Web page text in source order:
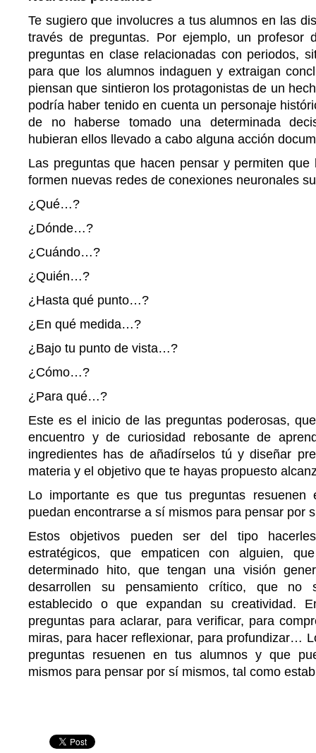
Te sugiero que involucres a tus alumnos en las
través de preguntas. Por ejemplo, un profesor
preguntas en clase relacionadas con periodos,
para que los alumnos indaguen y extraigan
piensan que sintieron los protagonistas de un
podría haber tenido en cuenta un personaje
de no haberse tomado una determinada
hubieran ellos llevado a cabo alguna acción
Las preguntas que hacen pensar y permiten
formen nuevas redes de conexiones neuronales
¿Qué…?
¿Dónde…?
¿Cuándo…?
¿Quién…?
¿Hasta qué punto…?
¿En qué medida…?
¿Bajo tu punto de vista…?
¿Cómo…?
¿Para qué…?
Este es el inicio de las preguntas poderosas,
encuentro y de curiosidad rebosante de
ingredientes has de añadírselos tú y diseñar
materia y el objetivo que te hayas propuesto
Lo importante es que tus preguntas
puedan encontrarse a sí mismos para pensar por
Estos objetivos pueden ser del tipo
estratégicos, que empaticen con alguien,
determinado hito, que tengan una visión
desarrollen su pensamiento crítico, que no
establecido o que expandan su creatividad.
preguntas para aclarar, para verificar, para
miras, para hacer reflexionar, para profundizar…
preguntas resuenen en tus alumnos y que
mismos para pensar por sí mismos, tal como